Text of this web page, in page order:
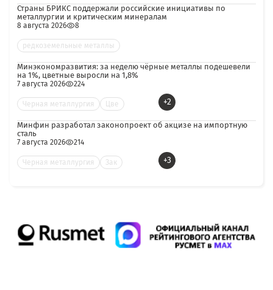
Страны БРИКС поддержали российские инициативы по
металлургии и критическим минералам
8 августа 2026 8
редкоземельные металлы
Минэкономразвития: за неделю чёрные металлы подешевели
на 1%, цветные выросли на 1,8%
7 августа 2026 224
Черная металлургия Цве +2
Минфин разработал законопроект об акцизе на импортную
сталь
7 августа 2026 214
Черная металлургия Зак +3